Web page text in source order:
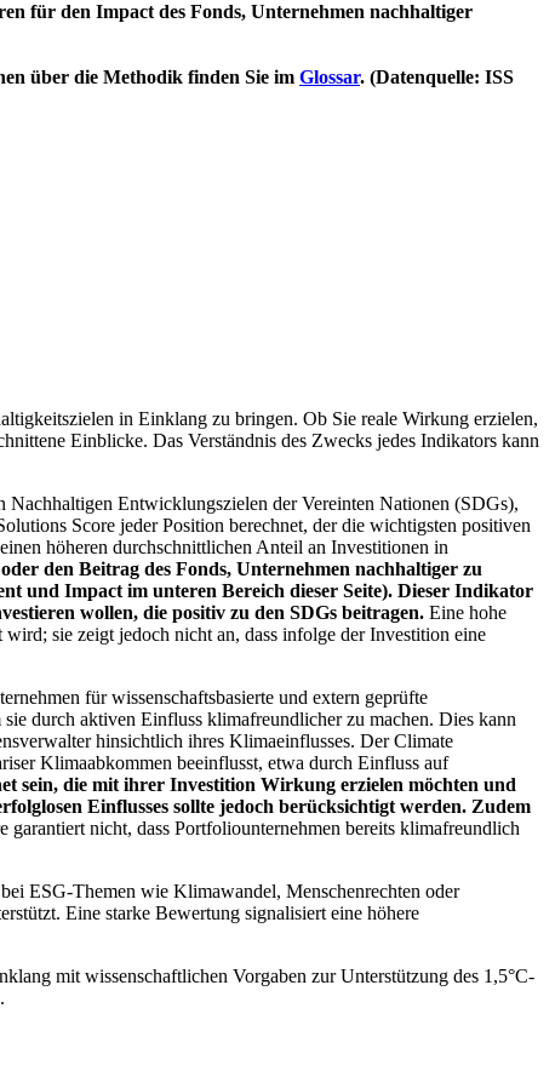
für den Impact des Fonds, Unternehmen nachhaltiger
über die Methodik finden Sie im Glossar. (Datenquelle: ISS
in Einklang zu bringen. Ob Sie reale Wirkung erzielen,
Einblicke. Das Verständnis des Zwecks jedes Indikators kann
Entwicklungszielen der Vereinten Nationen (SDGs),
Score jeder Position berechnet, der die wichtigsten positiven
höheren durchschnittlichen Anteil an Investitionen in
den Beitrag des Fonds, Unternehmen nachhaltiger zu
und Impact im unteren Bereich dieser Seite). Dieser Indikator
wollen, die positiv zu den SDGs beitragen. Eine hohe
sie zeigt jedoch nicht an, dass infolge der Investition eine
für wissenschaftsbasierte und extern geprüfte
durch aktiven Einfluss klimafreundlicher zu machen. Dies kann
hinsichtlich ihres Klimaeinflusses. Der Climate
Klimaabkommen beeinflusst, etwa durch Einfluss auf
sein, die mit ihrer Investition Wirkung erzielen möchten und
Einflusses sollte jedoch berücksichtigt werden. Zudem
garantiert nicht, dass Portfoliounternehmen bereits klimafreundlich
ESG-Themen wie Klimawandel, Menschenrechten oder
Eine starke Bewertung signalisiert eine höhere
mit wissenschaftlichen Vorgaben zur Unterstützung des 1,5°C-